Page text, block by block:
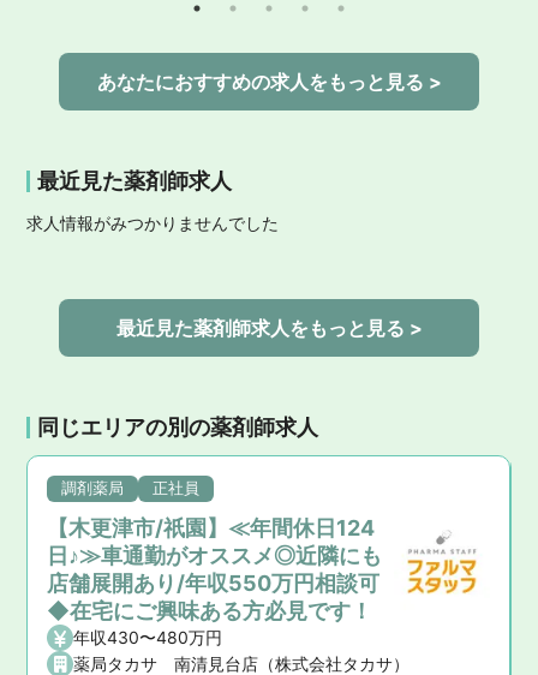
い環境」を追求した実績
あなたにおすすめの求人をもっと見る >
最近見た薬剤師求人
求人情報がみつかりませんでした
最近見た薬剤師求人をもっと見る >
同じエリアの別の薬剤師求人
調剤薬局 正社員
【木更津市/祇園】≪年間休日124
日♪≫車通勤がオススメ◎近隣にも
店舗展開あり/年収550万円相談可
◆在宅にご興味ある方必見です！
年収430〜480万円
薬局タカサ 南清見台店（株式会社タカサ）